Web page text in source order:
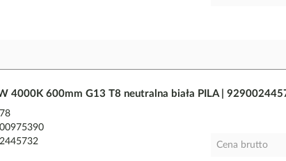
4000K 600mm G13 T8 neutralna biała PILA |
Cena brutto